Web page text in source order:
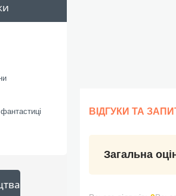
ВІДГУКИ ТА
Загальна